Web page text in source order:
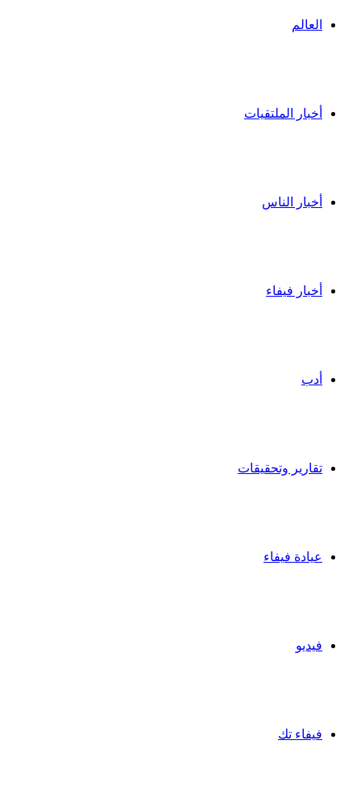
العالم
أخبار الملتقيات
أخبار الناس
أخبار فيفاء
أدب
تقارير وتحقيقات
عيادة فيفاء
فيديو
فيفاء تك